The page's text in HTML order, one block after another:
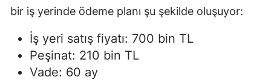
bir iş yerinde ödeme planı şu şekilde oluşuyor:
İş yeri satış fiyatı: 700 bin TL
Peşinat: 210 bin TL
Vade: 60 ay